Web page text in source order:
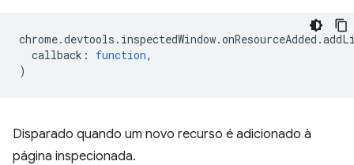
chrome.devtools . inspectedWindow.onResourceAdded .
callback : function,
)
Disparado quando um novo recurso é adicionado à
página inspecionada.